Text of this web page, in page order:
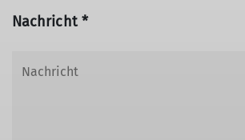
Nachricht *